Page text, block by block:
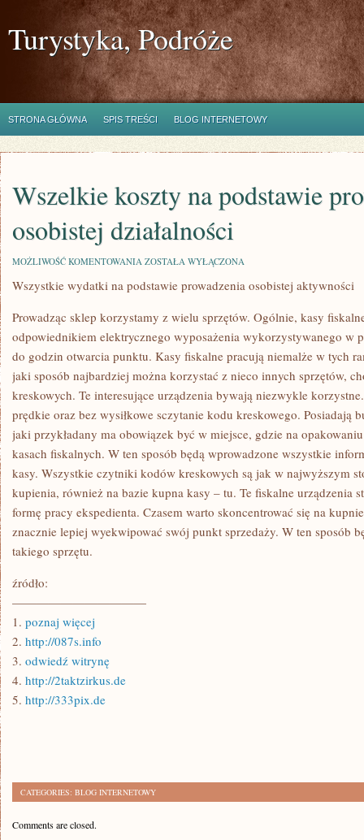
Turystyka, Podróże
STRONA GŁÓWNA SPIS TREŚCI BLOG INTERNETOWY
Wszelkie koszty na podstawie
osobistej działalności
MOŻLIWOŚĆ KOMENTOWANIA WSZELKIE
NA
OSOBISTEJ
DZIAŁALNOŚCI
ZOSTAŁA WYŁĄCZONA
Wszystkie wydatki na podstawie prowadzenia osobistej aktywności
Prowadząc sklep korzystamy z wielu sprzętów. Ogólnie, kasy
odpowiednikiem elektrycznego wyposażenia wykorzystywanego w
do godzin otwarcia punktu. Kasy fiskalne pracują niemalże w tych
jaki sposób najbardziej można korzystać z nieco innych sprzętów,
kreskowych. Te interesujące urządzenia bywają niezwykle
prędkie oraz bez wysiłkowe sczytanie kodu kreskowego. Posiadają
jaki przykładany ma obowiązek być w miejsce, gdzie na
kasach fiskalnych. W ten sposób będą wprowadzone wszystkie
kasy. Wszystkie czytniki kodów kreskowych są jak w najwyższym
kupienia, również na bazie kupna kasy – tu. Te fiskalne urządzenia
formę pracy ekspedienta. Czasem warto skoncentrować się na
znacznie lepiej wyekwipować swój punkt sprzedaży. W ten sposób
takiego sprzętu.
źródło:
———————————
1. poznaj więcej
2. http://087s.info
3. odwiedź witrynę
4. http://2taktzirkus.de
5. http://333pix.de
CATEGORIES: BLOG INTERNETOWY
Comments are closed.